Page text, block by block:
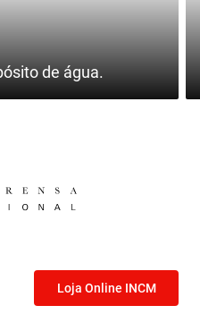
de água.
Loja Online INCM